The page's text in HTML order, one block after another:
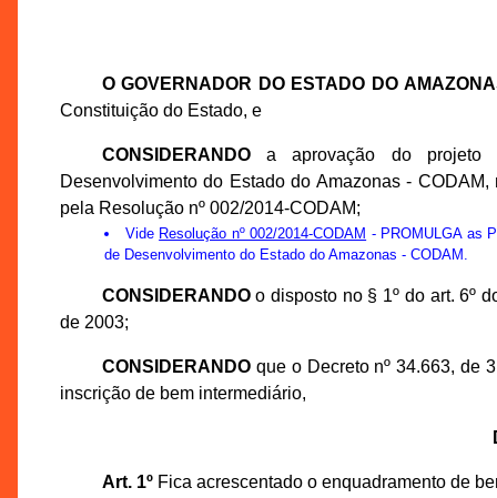
O GOVERNADOR DO ESTADO DO
Constituição do Estado, e
CONSIDERANDOa aprovação do projeto
Desenvolvimento do Estado do Amazonas -
pela Resolução nº 002/2014-CODAM;
Vide Resolução nº 002/2014-CODAM - PROMULGA as
de Desenvolvimento do Estado do Amazonas - CODAM.
CONSIDERANDOo disposto no § 1º do art. 6º
de 2003;
CONSIDERANDOque o Decreto nº 34.663, de
inscrição de bem intermediário,
Art. 1ºFica acrescentado o enquadramento de